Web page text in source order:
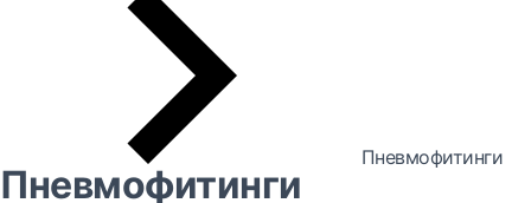
Пневмофитинги
Пневмофитинги